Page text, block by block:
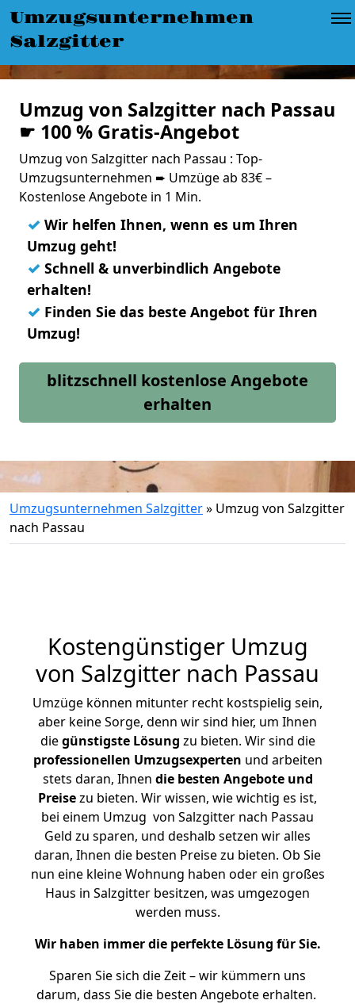
Umzugsunternehmen
Salzgitter
Umzug von Salzgitter nach Passau
☛ 100 % Gratis-Angebot
Umzug von Salzgitter nach Passau : Top-
Umzugsunternehmen ➨ Umzüge ab 83€ –
Kostenlose Angebote in 1 Min.
✓ Wir helfen Ihnen, wenn es um Ihren
Umzug geht!
✓ Schnell & unverbindlich Angebote
erhalten!
✓ Finden Sie das beste Angebot für Ihren
Umzug!
blitzschnell kostenlose Angebote
erhalten
Umzugsunternehmen Salzgitter» Umzug von Salzgitter
nach Passau
Kostengünstiger Umzug
von Salzgitter nach Passau
Umzüge können mitunter recht kostspielig sein,
aber keine Sorge, denn wir sind hier, um Ihnen
diegünstigste Lösung zu bieten. Wir sind die
professionellen Umzugsexperten und arbeiten
stets daran, Ihnen die besten Angebote und
Preisezu bieten. Wir wissen, wie wichtig es ist,
bei einem Umzug von Salzgitter nach Passau
Geld zu sparen, und deshalb setzen wir alles
daran, Ihnen die besten Preise zu bieten. Ob Sie
nun eine kleine Wohnung haben oder ein großes
Haus in Salzgitter besitzen, was umgezogen
werden muss.
Wir haben immer die perfekte Lösung für Sie.
Sparen Sie sich die Zeit – wir kümmern uns
darum, dass Sie die besten Angebote erhalten.